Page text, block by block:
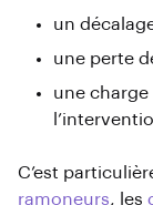
un
une perte
une
C’est
ramoneurs, les